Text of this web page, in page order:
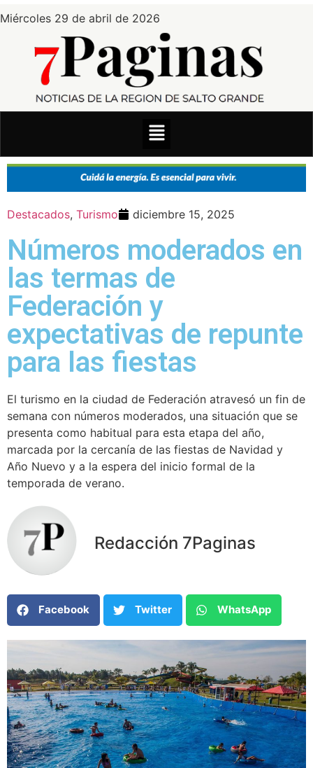
Miércoles 29 de abril de 2026
Destacados, Turismo diciembre 15, 2025
Números moderados en
las termas de
Federación y
expectativas de repunte
para las fiestas
El turismo en la ciudad de Federación atravesó un fin de
semana con números moderados, una situación que se
presenta como habitual para esta etapa del año,
marcada por la cercanía de las fiestas de Navidad y
Año Nuevo y a la espera del inicio formal de la
temporada de verano.
Redacción 7Paginas
Facebook Twitter WhatsApp